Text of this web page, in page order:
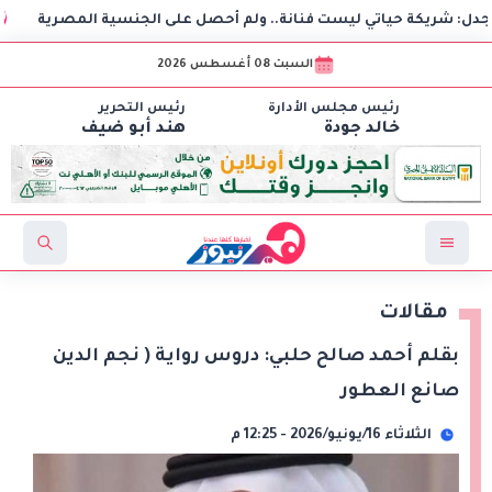
حياتي ليست فنانة.. ولم أحصل على الجنسية المصرية
السبت 08 أغسطس 2026
رئيس مجلس الأدارة
خالد جودة
رئيس التحرير
هند أبو ضيف
مقالات
بقلم أحمد صالح حلبي: دروس رواية ( نجم الدين
صانع العطور
الثلاثاء 16/يونيو/2026 - 12:25 م